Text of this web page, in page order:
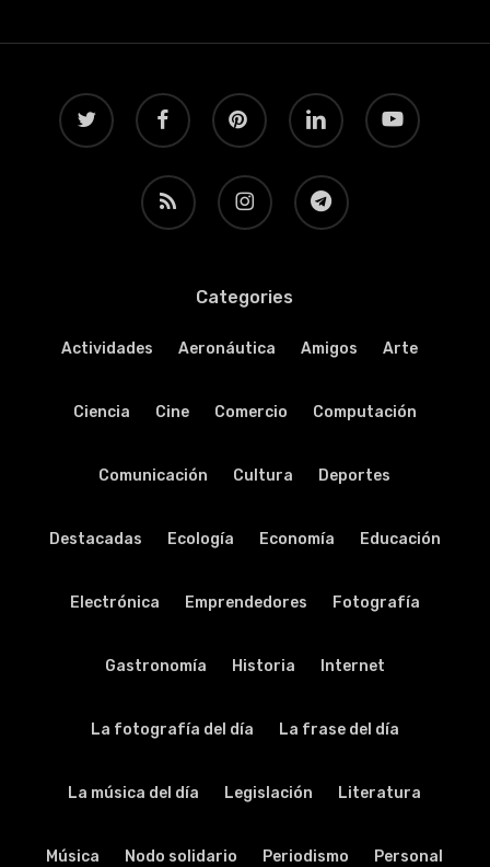
twitter facebook pinterest linkedin youtube
RSS instagram telegram
Categories
Actividades Aeronáutica Amigos Arte
Ciencia Cine Comercio Computación
Comunicación Cultura Deportes
Destacadas Ecología Economía Educación
Electrónica Emprendedores Fotografía
Gastronomía Historia Internet
La fotografía del día La frase del día
La música del día Legislación Literatura
Música Nodo solidario Periodismo Personal